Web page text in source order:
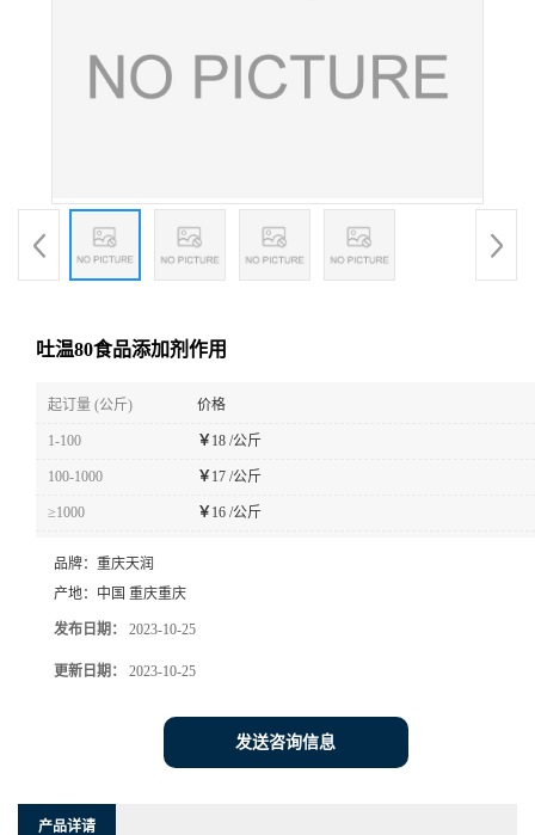
吐温80食品添加剂作用
起订量 (公斤) 价格
1-100 ￥18 /公斤
100-1000 ￥17 /公斤
≥1000 ￥16 /公斤
品牌： 重庆天润
产地： 中国 重庆重庆
发布日期： 2023-10-25
更新日期： 2023-10-25
发送咨询信息
产品详请